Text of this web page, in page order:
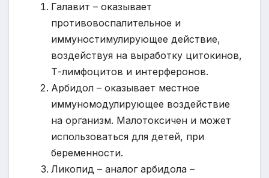
Галавит – оказывает
противовоспалительное и
иммуностимулирующее действие,
воздействуя на выработку цитокинов,
Т-лимфоцитов и интерферонов.
Арбидол – оказывает местное
иммуномодулирующее воздействие
на организм. Малотоксичен и может
использоваться для детей, при
беременности.
Ликопид – аналог арбидола –